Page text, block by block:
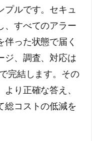
プルです。セキュ
、すべてのアラー
伴った状態で届く
ジ、調査、対応は
完結します。その
り正確な答え、
総コストの低減を